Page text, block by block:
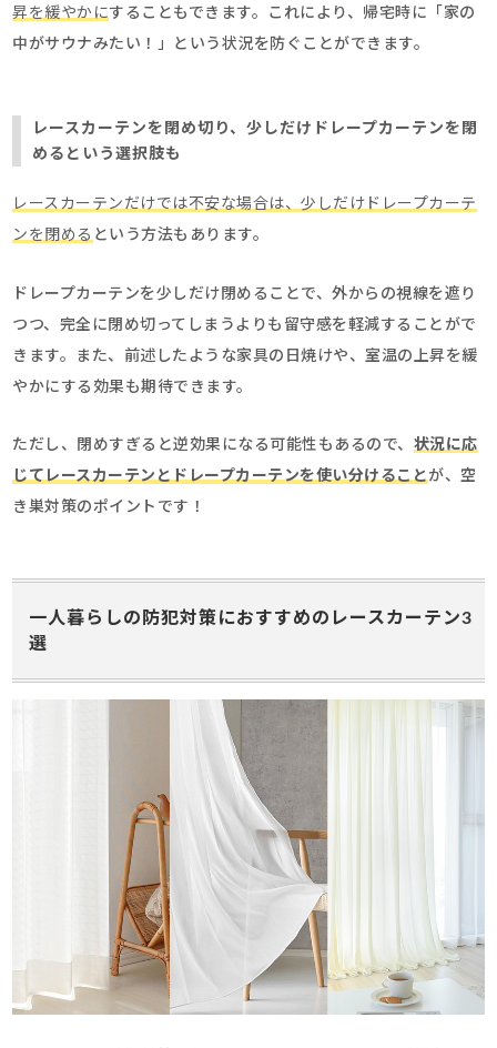
昇を緩やかにすることもできます。これにより、帰宅時に「家の
中がサウナみたい！」という状況を防ぐことができます。
レースカーテンを閉め切り、少しだけドレープカーテンを閉
めるという選択肢も
レースカーテンだけでは不安な場合は、少しだけドレープカーテ
ンを閉める という方法もあります。
ドレープカーテンを少しだけ閉めることで、外からの視線を遮り
つつ、完全に閉め切ってしまうよりも留守感を軽減することがで
きます。また、前述したような家具の日焼けや、室温の上昇を緩
やかにする効果も期待できます。
ただし、閉めすぎると逆効果になる可能性もあるので、 状況に応
じてレースカーテンとドレープカーテンを使い分けることが、空
き巣対策のポイントです！
一人暮らしの防犯対策におすすめのレースカーテン3
選